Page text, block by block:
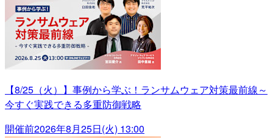
【8/25（火）】事例から学ぶ！ランサムウェア対策最前線～
今すぐ実践できる多重防御戦略
開催前2026年8月25日(火) 13:00